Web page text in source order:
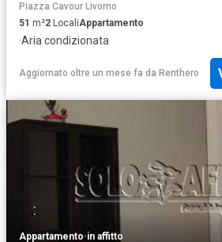
Piazza Cavour Livorno
51 m²2 LocaliAppartamento
·Aria condizionata
Aggiornato oltre un mese fa da Renthero
Appartamento·in affitto